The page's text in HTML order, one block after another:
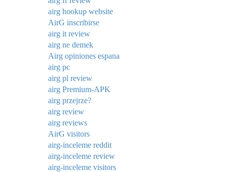
airg hookup website
AirG inscribirse
airg it review
airg ne demek
Airg opiniones espana
airg pc
airg pl review
airg Premium-APK
airg przejrze?
airg review
airg reviews
AirG visitors
airg-inceleme reddit
airg-inceleme review
airg-inceleme visitors